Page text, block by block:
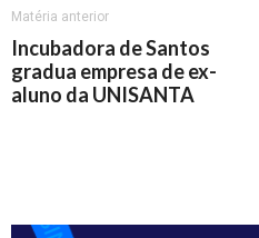
Matéria anterior
Incubadora de Santos
gradua empresa de ex-
aluno da UNISANTA